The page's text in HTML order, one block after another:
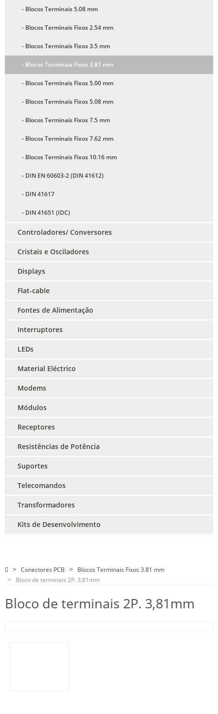
- Blocos Terminais 5.08 mm
- Blocos Terminais Fixos 2.54 mm
- Blocos Terminais Fixos 3.5 mm
- Blocos Terminais Fixos 3.81 mm
- Blocos Terminais Fixos 5.00 mm
- Blocos Terminais Fixos 5.08 mm
- Blocos Terminais Fixos 7.5 mm
- Blocos Terminais Fixos 7.62 mm
- Blocos Terminais Fixos 10.16 mm
- DIN EN 60603-2 (DIN 41612)
- DIN 41617
- DIN 41651 (IDC)
Controladores/ Conversores
Cristais e Osciladores
Displays
Flat-cable
Fontes de Alimentação
Interruptores
LEDs
Material Eléctrico
Modems
Módulos
Receptores
Resistências de Potência
Suportes
Telecomandos
Transformadores
Kits de Desenvolvimento
Conectores PCB
Blocos Terminais Fixos 3.81 mm
Bloco de terminais 2P. 3,81mm
Bloco de terminais 2P. 3,81mm